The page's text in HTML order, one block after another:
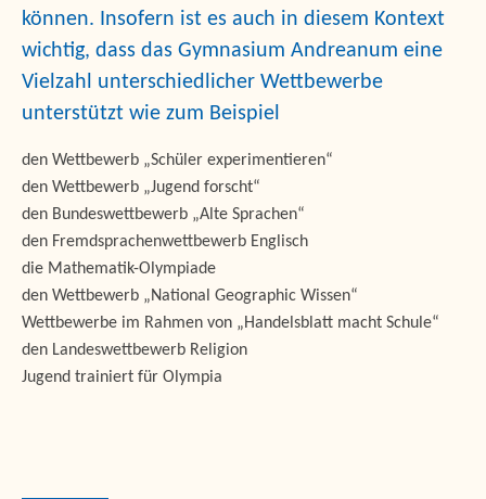
können. Insofern ist es auch in diesem Kontext
wichtig, dass das Gymnasium Andreanum eine
Vielzahl unterschiedlicher Wettbewerbe
unterstützt wie zum Beispiel
den Wettbewerb „Schüler experimentieren“
den Wettbewerb „Jugend forscht“
den Bundeswettbewerb „Alte Sprachen“
den Fremdsprachenwettbewerb Englisch
die Mathematik-Olympiade
den Wettbewerb „National Geographic Wissen“
Wettbewerbe im Rahmen von „Handelsblatt macht Schule“
den Landeswettbewerb Religion
Jugend trainiert für Olympia